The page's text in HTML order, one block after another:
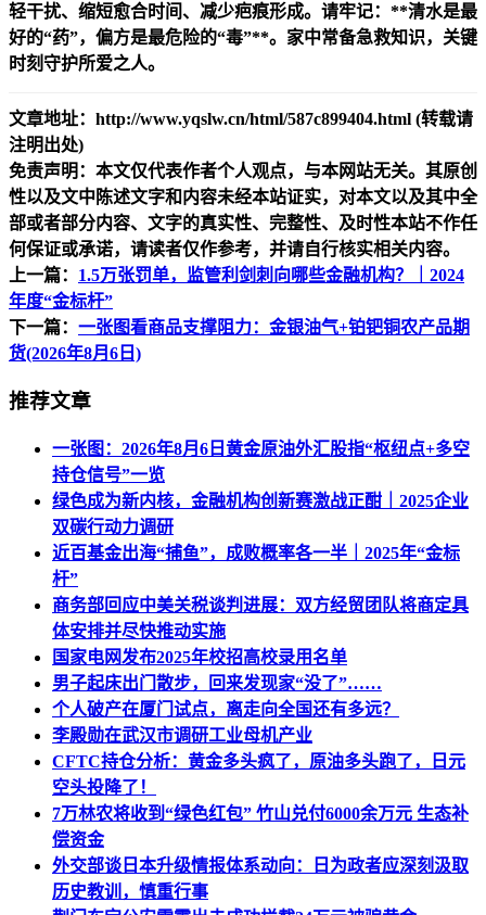
轻干扰、缩短愈合时间、减少疤痕形成。请牢记：**清水是最
好的“药”，偏方是最危险的“毒”**。家中常备急救知识，关键
时刻守护所爱之人。
文章地址：http://www.yqslw.cn/html/587c899404.html (转载请
注明出处)
免责声明：本文仅代表作者个人观点，与本网站无关。其原创
性以及文中陈述文字和内容未经本站证实，对本文以及其中全
部或者部分内容、文字的真实性、完整性、及时性本站不作任
何保证或承诺，请读者仅作参考，并请自行核实相关内容。
上一篇： 1.5万张罚单，监管利剑刺向哪些金融机构？｜2024
年度“金标杆”
下一篇： 一张图看商品支撑阻力：金银油气+铂钯铜农产品期
货(2026年8月6日)
推荐文章
一张图：2026年8月6日黄金原油外汇股指“枢纽点+多空
持仓信号”一览
绿色成为新内核，金融机构创新赛激战正酣｜2025企业
双碳行动力调研
近百基金出海“捕鱼”，成败概率各一半｜2025年“金标
杆”
商务部回应中美关税谈判进展：双方经贸团队将商定具
体安排并尽快推动实施
国家电网发布2025年校招高校录用名单
男子起床出门散步，回来发现家“没了”……
个人破产在厦门试点，离走向全国还有多远？
李殿勋在武汉市调研工业母机产业
CFTC持仓分析：黄金多头疯了，原油多头跑了，日元
空头投降了！
7万林农将收到“绿色红包” 竹山兑付6000余万元 生态补
偿资金
外交部谈日本升级情报体系动向：日为政者应深刻汲取
历史教训，慎重行事